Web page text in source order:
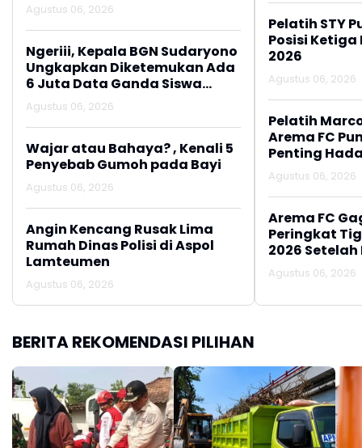
Agustus 06, 2026
Ngeriii, Kepala BGN Sudaryono
Ungkapkan Diketemukan Ada
6 Juta Data Ganda Siswa
Penerima MBG
Agustus 06, 2026
Wajar atau Bahaya? , Kenali 5
Penyebab Gumoh pada Bayi
Agustus 06, 2026
Angin Kencang Rusak Lima
Rumah Dinas Polisi di Aspol
Lamteumen
Agustus 06, 2026
Pelatih STY
Posisi Ketiga
2026
Agustus 06, 2026
Pelatih
Arema FC
Penting
Agustus 06, 2026
Arema FC
Peringkat
2026
Persija
Agustus 06, 2026
BERITA REKOMENDASI PILIHAN